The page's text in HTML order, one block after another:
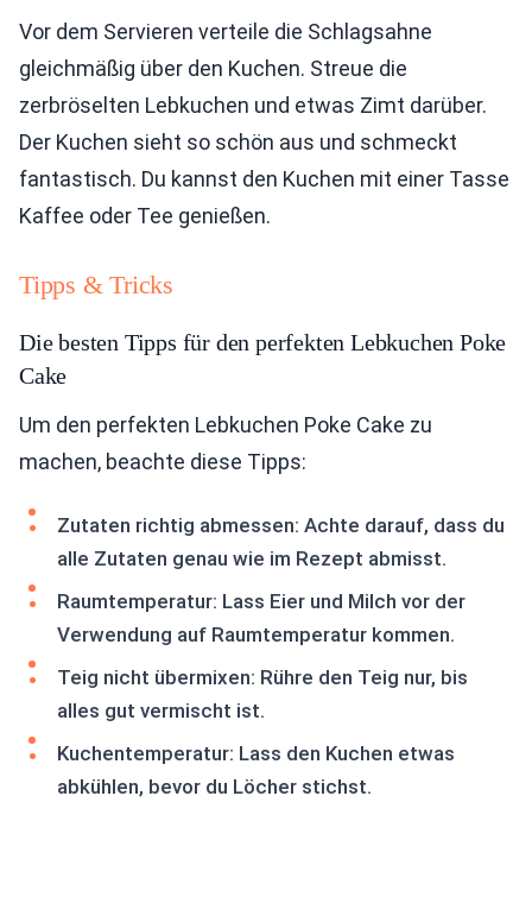
Vor dem Servieren verteile die Schlagsahne
gleichmäßig über den Kuchen. Streue die
zerbröselten Lebkuchen und etwas Zimt darüber.
Der Kuchen sieht so schön aus und schmeckt
fantastisch. Du kannst den Kuchen mit einer Tasse
Kaffee oder Tee genießen.
Tipps & Tricks
Die besten Tipps für den perfekten Lebkuchen Poke
Cake
Um den perfekten Lebkuchen Poke Cake zu
machen, beachte diese Tipps:
Zutaten richtig abmessen: Achte darauf, dass du
alle Zutaten genau wie im Rezept abmisst.
Raumtemperatur: Lass Eier und Milch vor der
Verwendung auf Raumtemperatur kommen.
Teig nicht übermixen: Rühre den Teig nur, bis
alles gut vermischt ist.
Kuchentemperatur: Lass den Kuchen etwas
abkühlen, bevor du Löcher stichst.